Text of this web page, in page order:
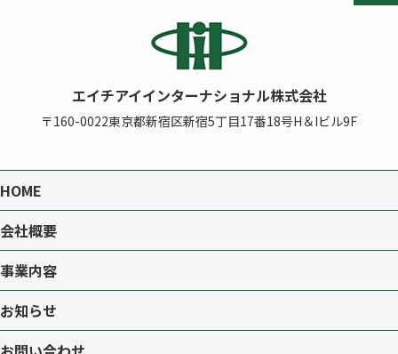
エイチアイインターナショナル株式会社
〒160-0022東京都新宿区新宿5丁目17番18号H＆Iビル9F
HOME
会社概要
事業内容
お知らせ